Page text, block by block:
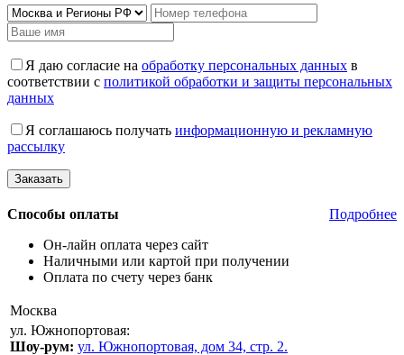
Я даю согласие на обработку персональных данных в
соответствии с политикой обработки и защиты персональных
данных
Я соглашаюсь получать информационную и рекламную
рассылку
Способы оплаты
Подробнее
Он-лайн оплата через сайт
Наличными или картой при получении
Оплата по счету через банк
Москва
ул. Южнопортовая:
Шоу-рум: ул. Южнопортовая, дом 34, стр. 2.